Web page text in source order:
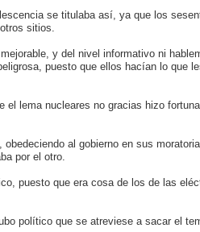
se titulaba así, ya que los
sitios.
y del nivel informativo ni
puesto que ellos hacían lo que
el lema nucleares no gracias hizo
al gobierno en sus
por el otro.
puesto que era cosa de los de las
político que se atreviese a sacar el